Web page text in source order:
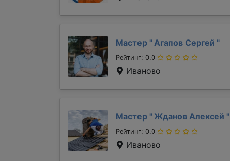
Мастер " Агапов Сергей "
Рейтинг: 0.0
Иваново
Мастер " Жданов Алексей "
Рейтинг: 0.0
Иваново